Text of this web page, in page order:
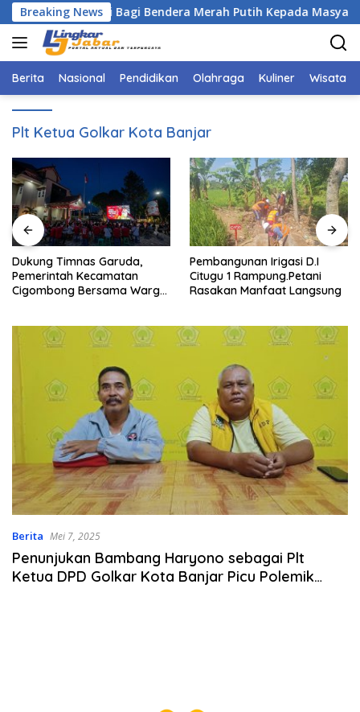
Langsung
ke
konten
Breaking News
Bagi Bagi Bendera Merah Putih Kepada Masyarakat
Berita Nasional Pendidikan Olahraga Kuliner Wisata
Plt Ketua Golkar Kota Banjar
Dukung Timnas Garuda,
Pemerintah Kecamatan
Cigombong Bersama Warga
Pembangunan Irigasi D.I
Citugu 1 Rampung.Petani
Rasakan Manfaat Langsung
Berita Mei 7, 2025
Penunjukan Bambang Haryono sebagai Plt
Ketua DPD Golkar Kota Banjar Picu Polemik